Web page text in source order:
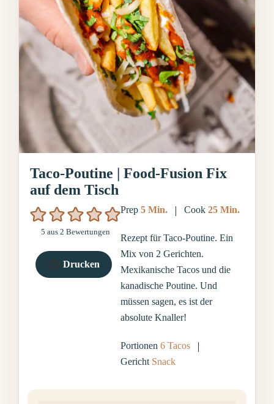
Taco-Poutine | Food-Fusion Fix
auf dem Tisch
5 aus 2 Bewertungen
Drucken
Prep5Minuten
Min. Cook 25Minuten
Min.
Rezept für Taco-Poutine. Ein
Mix von 2 Gerichten.
Mexikanische Tacos und die
kanadische Poutine. Und
müssen sagen, es ist der
absolute Knaller!
Portionen6 Tacos
Gericht Snack